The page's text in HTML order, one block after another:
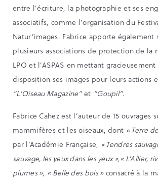
entre l’écriture, la photographie et ses
associatifs, comme l’organisation du
Natur’images. Fabrice apporte également
plusieurs associations de protection de la
LPO et l’ASPAS en mettant
disposition ses images pour leurs actions
“L’Oiseau Magazine”et “Goupil”.
Fabrice Cahez est l’auteur de 15 ouvrages
mammifères et les oiseaux, dont « Terre
par l’Académie Française, « Tendres
sauvage, les yeux dans les yeux »,« L’Allier,
plumes », « Belle des bois »consacré à la